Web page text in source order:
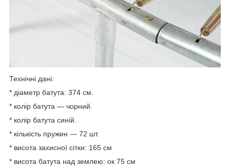
Технічні дані:
* діаметр батута: 374 cм.
* колір батута — чорний.
* колір батута синій.
* кількість пружин — 72 шт.
* висота захисної сітки: 165 cм
* висота батута над землею: ок 75 см